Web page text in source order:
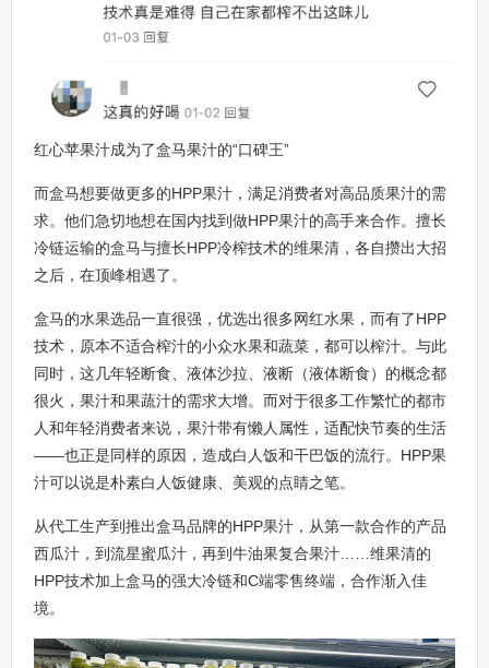
红心苹果汁成为了盒马果汁的“口碑王”
而盒马想要做更多的HPP果汁，满足消费者对高品质果汁的需
求。他们急切地想在国内找到做HPP果汁的高手来合作。擅长
冷链运输的盒马与擅长HPP冷榨技术的维果清，各自攒出大招
之后，在顶峰相遇了。
盒马的水果选品一直很强，优选出很多网红水果，而有了HPP
技术，原本不适合榨汁的小众水果和蔬菜，都可以榨汁。与此
同时，这几年轻断食、液体沙拉、液断（液体断食）的概念都
很火，果汁和果蔬汁的需求大增。而对于很多工作繁忙的都市
人和年轻消费者来说，果汁带有懒人属性，适配快节奏的生活
——也正是同样的原因，造成白人饭和干巴饭的流行。HPP果
汁可以说是朴素白人饭健康、美观的点睛之笔。
从代工生产到推出盒马品牌的HPP果汁，从第一款合作的产品
西瓜汁，到流星蜜瓜汁，再到牛油果复合果汁……维果清的
HPP技术加上盒马的强大冷链和C端零售终端，合作渐入佳
境。